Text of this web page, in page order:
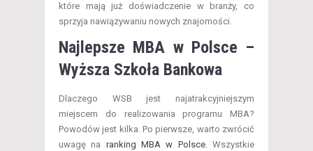
które mają już doświadczenie w branży, co
sprzyja nawiązywaniu nowych znajomości.
Najlepsze MBA w Polsce –
Wyższa Szkoła Bankowa
Dlaczego WSB jest najatrakcyjniejszym
miejscem do realizowania programu MBA?
Powodów jest kilka. Po pierwsze, warto zwrócić
uwagę na ranking MBA w Polsce. Wszystkie